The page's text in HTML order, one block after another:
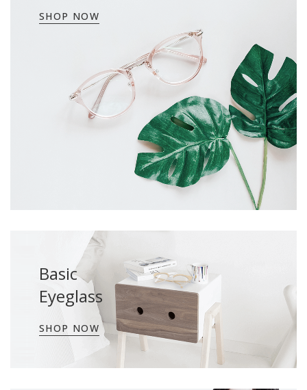
SHOP NOW
Basic
Eyeglass
SHOP NOW